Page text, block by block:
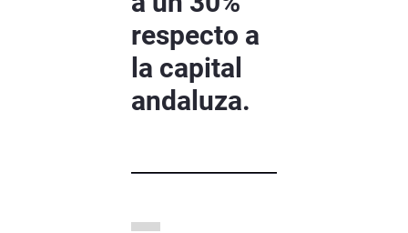
respecto a
la capital
andaluza.